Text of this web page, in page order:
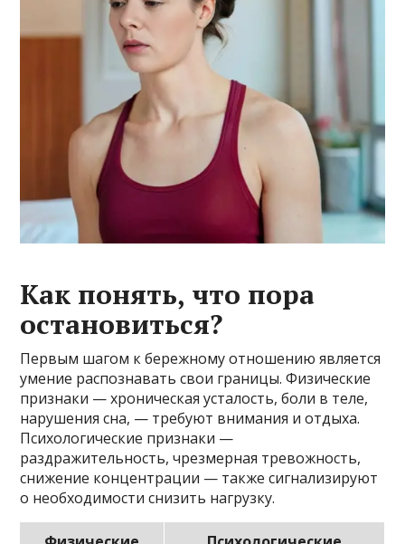
Как понять, что пора
остановиться?
Первым шагом к бережному отношению является
умение распознавать свои границы. Физические
признаки — хроническая усталость, боли в теле,
нарушения сна, — требуют внимания и отдыха.
Психологические признаки —
раздражительность, чрезмерная тревожность,
снижение концентрации — также сигнализируют
о необходимости снизить нагрузку.